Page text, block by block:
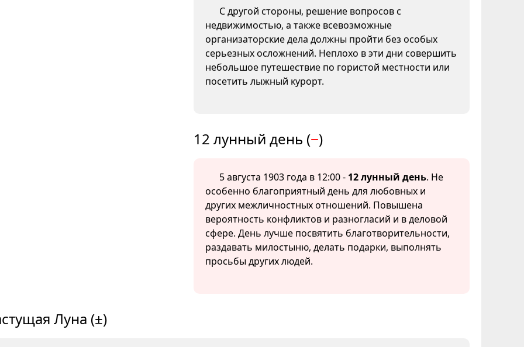
С другой стороны, решение вопросов с
недвижимостью, а также всевозможные
организаторские дела должны пройти без особых
серьезных осложнений. Неплохо в эти дни совершить
небольшое путешествие по гористой местности или
посетить лыжный курорт.
12 лунный день (−)
5 августа 1903 года в 12:00 - 12 лунный день. Не
особенно благоприятный день для любовных и
других межличностных отношений. Повышена
вероятность конфликтов и разногласий и в деловой
сфере. День лучше посвятить благотворительности,
раздавать милостыню, делать подарки, выполнять
просьбы других людей.
Луна (±)